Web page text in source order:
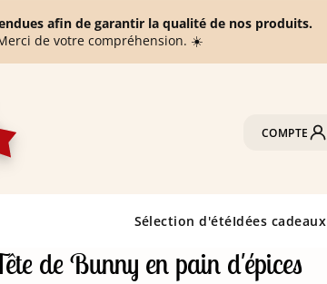
afin de garantir la qualité de nos produits.
de votre compréhension. ☀️
COMPTE
Sélection d'étéIdées cadeaux
de Bunny en pain d'épices